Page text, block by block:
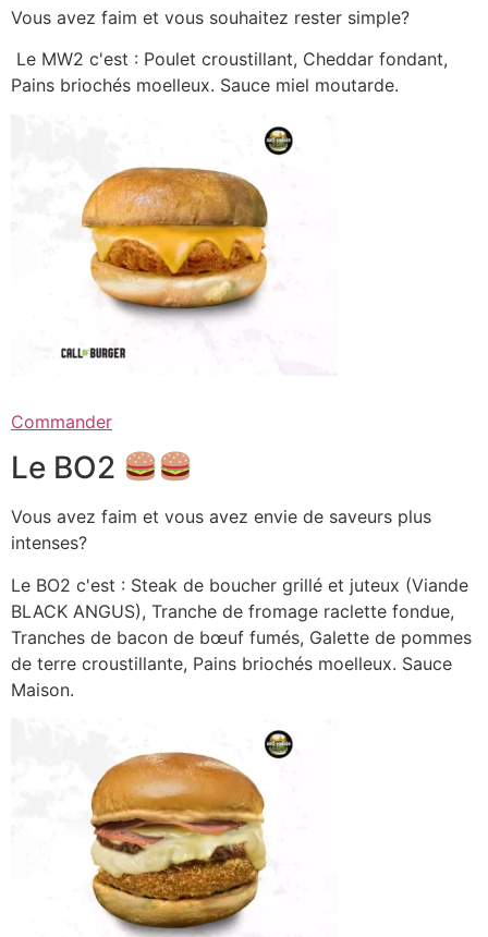
Vous avez faim et vous souhaitez rester simple?
Le MW2 c'est : Poulet croustillant, Cheddar fondant,
Pains briochés moelleux. Sauce miel moutarde.
Commander
Le BO2
Vous avez faim et vous avez envie de saveurs plus
intenses?
Le BO2 c'est : Steak de boucher grillé et juteux (Viande
BLACK ANGUS), Tranche de fromage raclette fondue,
Tranches de bacon de bœuf fumés, Galette de pommes
de terre croustillante, Pains briochés moelleux. Sauce
Maison.